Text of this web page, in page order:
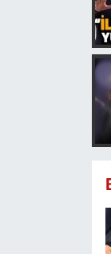
Teknoloji
Yerel